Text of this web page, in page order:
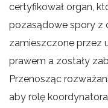
certyfikował organ,
pozasądowe spory z
zamieszczone przez
prawem a zostały
Przenosząc
aby rolę